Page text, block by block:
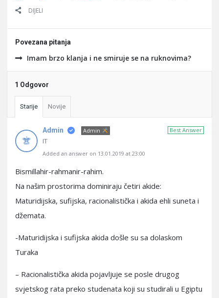
DIJELI
Povezana pitanja
Imam brzo klanja i ne smiruje se na ruknovima?
1 Odgovor
Starije Novije
Best Answer
Admin Admin
IT
Added an answer on 13.01.2019 at 23:00
Bismillahir-rahmanir-rahim.
Na našim prostorima dominiraju četiri akide:
Maturidijska, sufijska, racionalistička i akida ehli suneta i
džemata.
-Maturidijska i sufijska akida došle su sa dolaskom
Turaka
– Racionalistička akida pojavljuje se posle drugog
svjetskog rata preko studenata koji su studirali u Egiptu